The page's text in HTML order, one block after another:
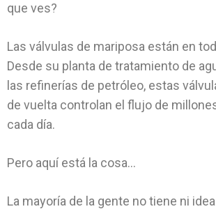
que ves?
Las válvulas de mariposa están en
Desde su planta de tratamiento de
las refinerías de petróleo, estas
de vuelta controlan el flujo de
cada día.
Pero aquí está la cosa...
La mayoría de la gente no tiene ni